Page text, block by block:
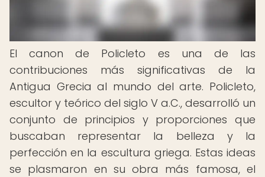
El canon de Policleto es una de las
contribuciones más significativas de la
Antigua Grecia al mundo del arte. Policleto,
escultor y teórico del siglo V a.C., desarrolló un
conjunto de principios y proporciones que
buscaban representar la belleza y la
perfección en la escultura griega. Estas ideas
se plasmaron en su obra más famosa, el